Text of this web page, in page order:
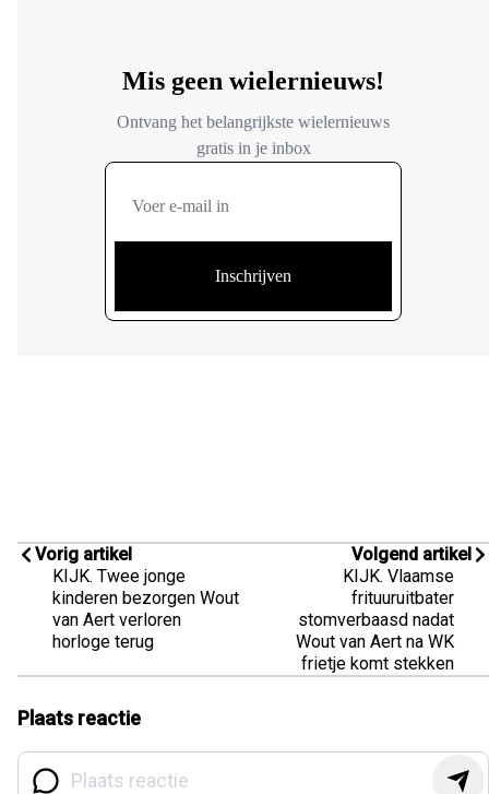
Vorig artikel
KIJK. Twee jonge
kinderen bezorgen Wout
van Aert verloren
horloge terug
Volgend artikel
KIJK. Vlaamse
frituuruitbater
stomverbaasd nadat
Wout van Aert na WK
frietje komt stekken
Plaats reactie